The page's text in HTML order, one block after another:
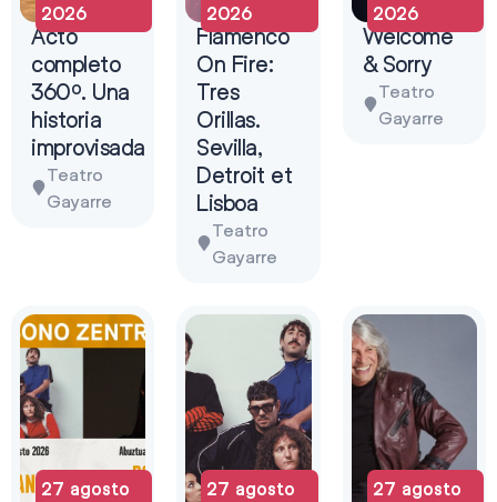
2026
Acto
completo
360º. Una
historia
improvisada
Teatro
Gayarre
2026
Flamenco
On Fire:
Tres
Orillas.
Sevilla,
Detroit et
Lisboa
Teatro
Gayarre
2026
Welcome
& Sorry
Teatro
Gayarre
27 agosto
27 agosto
27 agosto